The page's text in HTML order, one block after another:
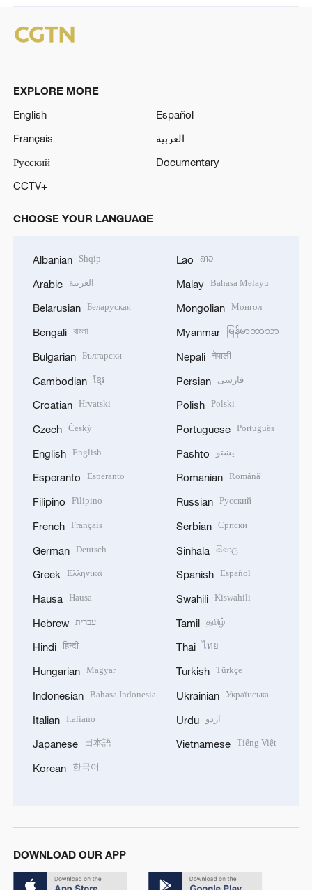
EXPLORE MORE
English
Español
Français
العربية
Русский
Documentary
CCTV+
CHOOSE YOUR LANGUAGE
Albanian Shqip
Arabic العربية
Belarusian Беларуская
Bengali বাংলা
Bulgarian Български
Cambodian ខ្មែរ
Croatian Hrvatski
Czech Český
English English
Esperanto Esperanto
Filipino Filipino
French Français
German Deutsch
Greek Ελληνικά
Hausa Hausa
Hebrew עברית
Hindi हिन्दी
Hungarian Magyar
Indonesian Bahasa Indonesia
Italian Italiano
Japanese 日本語
Korean 한국어
Lao ລາວ
Malay Bahasa Melayu
Mongolian Монгол
Myanmar မြန်မာဘာသာ
Nepali नेपाली
Persian فارسی
Polish Polski
Portuguese Português
Pashto پښتو
Romanian Română
Russian Русский
Serbian Српски
Sinhala සිංහල
Spanish Español
Swahili Kiswahili
Tamil தமிழ்
Thai ไทย
Turkish Türkçe
Ukrainian Українська
Urdu اردو
Vietnamese Tiếng Việt
DOWNLOAD OUR APP